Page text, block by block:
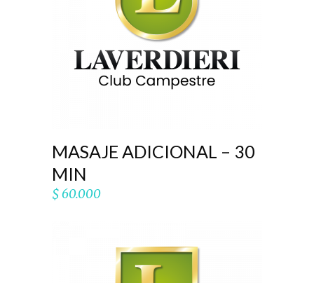
AÑADIR AL CARRITO
MASAJE ADICIONAL – 30
MIN
$60.000